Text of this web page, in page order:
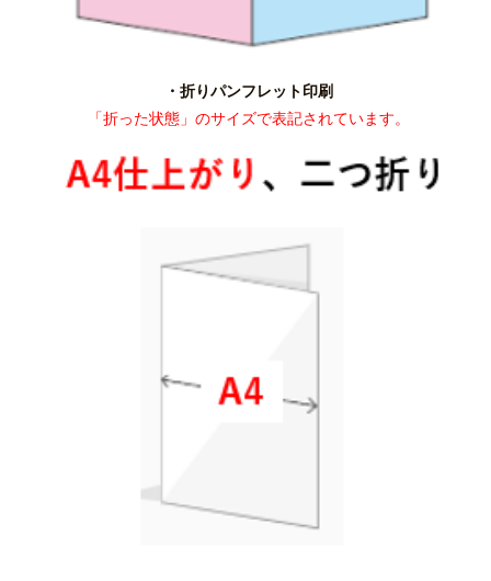
・折りパンフレット印刷
「折った状態」のサイズで表記されています。